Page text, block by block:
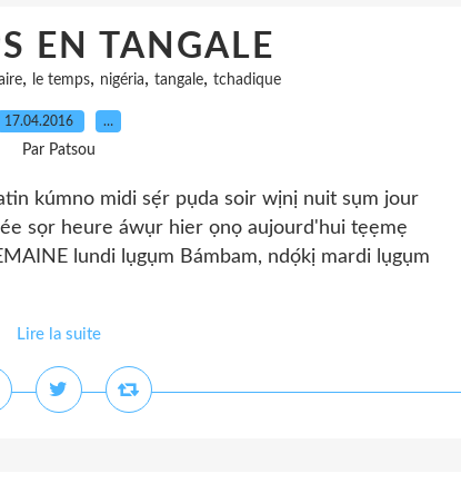
EN TANGALE
, le temps, nigéria, tangale, tchadique
17.04.2016 …
Par Patsou
kúmno midi sẹ́r pụda soir wịnị nuit sụm jour
sọr heure áwụr hier ọnọ aujourd'hui tẹẹmẹ
lundi lụgụm Bámbam, ndọ́kị mardi lụgụm
Lire la suite